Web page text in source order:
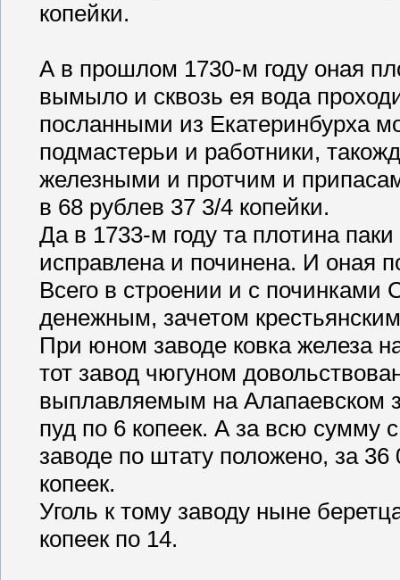
копейки.
А в прошлом 1730-м году оная
вымыло и сквозь ея вода
посланными из Екатеринбурха
подмастерьи и работники,
железными и протчим и
в 68 рублев 37 3/4 копейки.
Да в 1733-м году та плотина
исправлена и починена. И оная
Всего в строении и с починками
денежным, зачетом
При юном заводе ковка железа
тот завод чюгуном
выплавляемым на Алапаевском
пуд по 6 копеек. А за всю сумму
заводе по штату положено, за
копеек.
Уголь к тому заводу ныне
копеек по 14.